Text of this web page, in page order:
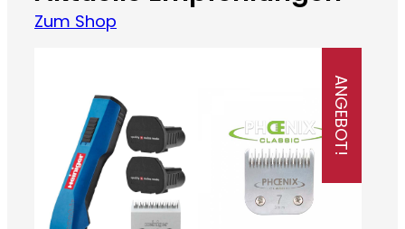
Zum Shop
ANGEBOT!